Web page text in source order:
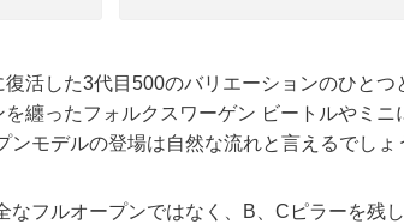
活した3代目500のバリエーションのひとつ
纏ったフォルクスワーゲン ビートルやミニ
モデルの登場は自然な流れと言えるでしょ
なフルオープンではなく、B、Cピラーを残